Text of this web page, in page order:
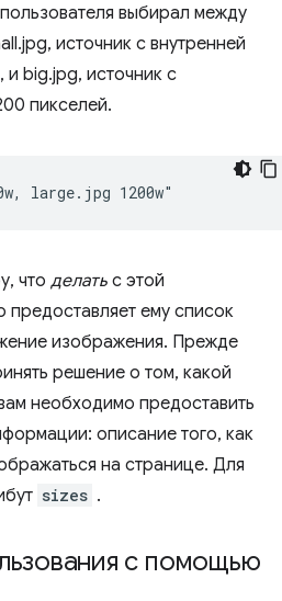
выбирал между
источник с внутренней
big.jpg, источник с
пикселей.
что делать с этой
ему список
изображения. Прежде
решение о том, какой
необходимо предоставить
описание того, как
на странице. Для
sizes .
с помощью